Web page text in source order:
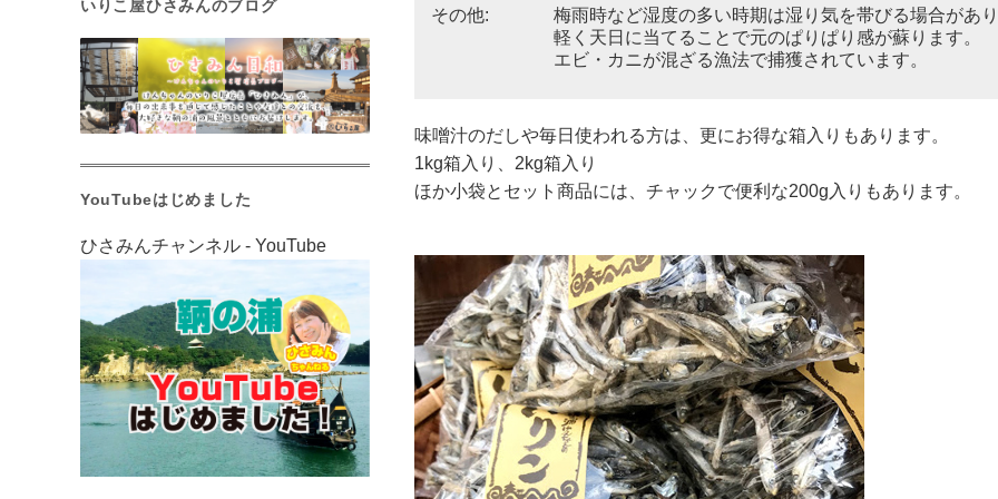
その他:
梅雨時など湿度の多い時期は湿り気を帯びる場合があ
軽く天日に当てることで元のぱりぱり感が蘇ります。
エビ・カニが混ざる漁法で捕獲されています。
味噌汁のだしや毎日使われる方は、更にお得な箱入りもあります。
1kg箱入り、2kg箱入り
ほか小袋とセット商品には、チャックで便利な200g入りもあります。
いりこ屋ひさみんのブログ
YouTubeはじめました
ひさみんチャンネル - YouTube